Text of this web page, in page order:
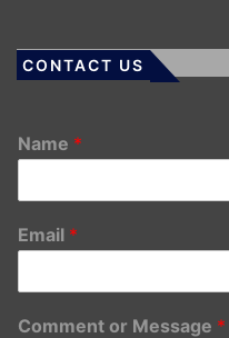
CONTACT US
Name *
Email *
Comment or Message *